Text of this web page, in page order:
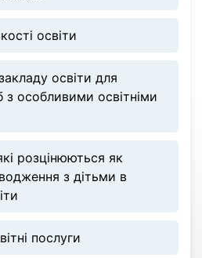
освіти
освіти для
з особливими освітніми
розцінюються як
з дітьми в
послуги